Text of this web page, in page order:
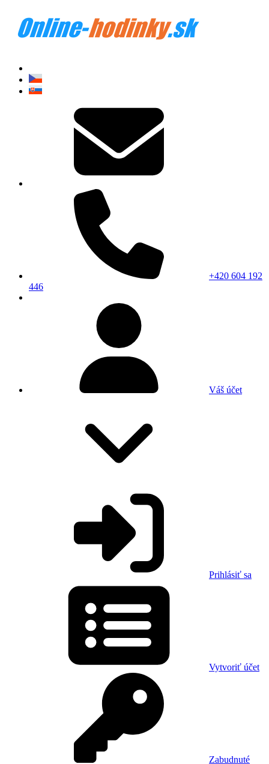
+420 604 192
446
Váš účet
Prihlásiť sa
Vytvoriť účet
Zabudnuté